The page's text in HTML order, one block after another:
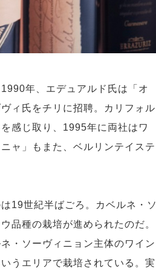
年、エデュアルド氏は「オ
ィ氏をチリに招聘。カリフォル
感じ取り、1995年に両社はワ
ャ」もまた、ベルリンテイステ
19世紀半ばごろ。カベルネ・ソ
品種の栽培が進められたのだ。
・ソーヴィニョン主体のワイン
うエリアで栽培されている。実